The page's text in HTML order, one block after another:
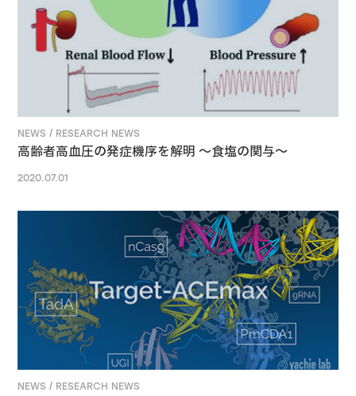
NEWS / RESEARCH NEWS
高齢者高血圧の発症機序を解明 ～食塩の関与～
2020.07.01
NEWS / RESEARCH NEWS